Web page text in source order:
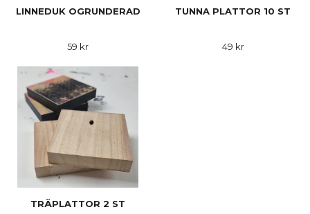
LINNEDUK OGRUNDERAD
59 kr
TUNNA PLATTOR 10 ST
49 kr
TRÄPLATTOR 2 ST